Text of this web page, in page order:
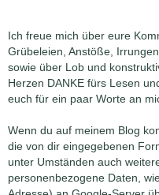
Ich freue mich über eure
Grübeleien, Anstöße,
sowie über Lob und
Herzen DANKE fürs Lesen
euch für ein paar Worte an
Wenn du auf meinem Blog
die von dir eingegebenen
unter Umständen auch
personenbezogene Daten,